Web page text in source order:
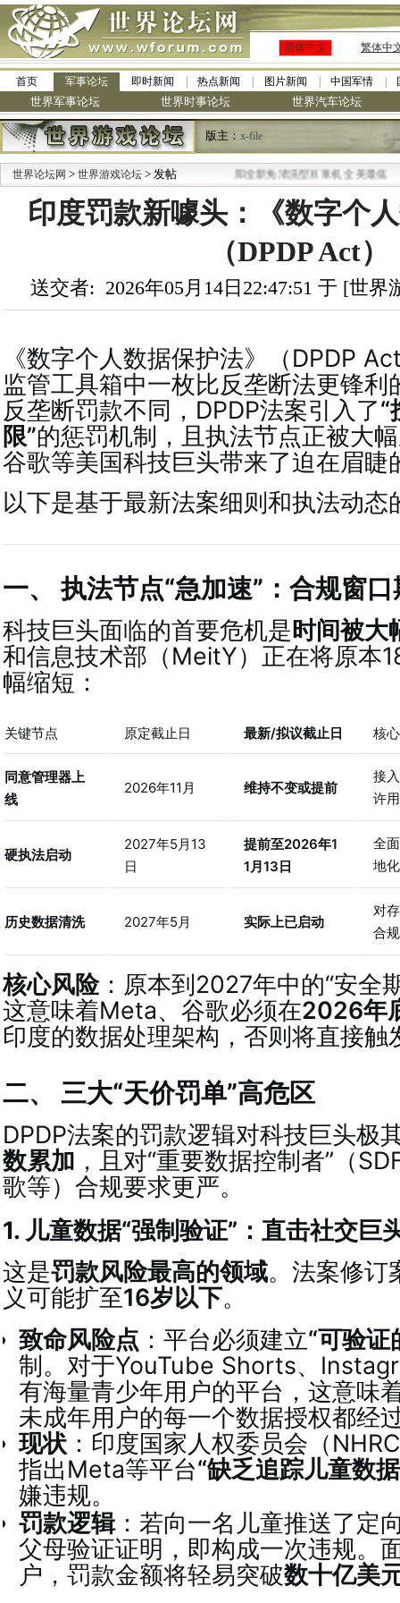
简体中文 繁体中
首页 军事论坛 即时新闻 热点新闻 图片新闻 中国军情
世界军事论坛 世界时事论坛 世界汽车论坛
版主： x-file
世界论坛网 > 世界游戏论坛 > 发帖· 九阳全新免清洗型豆浆机 全美最低
印度罚款新噱头：《数字个
（DPDP Act）
送交者: 2026年05月14日22:47:51 于 [世
《数字个人数据保护法》（DPDP
监管工具箱中一枚比反垄断法更锋利
反垄断罚款不同，DPDP法案引入了“
限”的惩罚机制，且执法节点正被大
谷歌等美国科技巨头带来了迫在眉睫
以下是基于最新法案细则和执法动态
一、 执法节点“急加速”：合规窗
科技巨头面临的首要危机是时间被大
和信息技术部（MeitY）正在将原本
幅缩短 ：
关键节点 原定截止日 最新/拟议截止日 核
同意管理器上
线
2026年11月 维持不变或提前
接
许
硬执法启动
2027年5月13
日
提前至2026年1
1月13日
全
地
历史数据清洗 2027年5月 实际上已启动
对
合
核心风险：原本到2027年中的“安全
这意味着Meta、谷歌必须在2026年
印度的数据处理架构，否则将直接触
二、 三大“天价罚单”高危区
DPDP法案的罚款逻辑对科技巨头极
数累加 ，且对“重要数据控制者”（
歌等）合规要求更严。
1. 儿童数据“强制验证”：直击社交巨
这是罚款风险最高的领域。法案修订
义可能扩至16岁以下。
致命风险点 ：平台必须建立“可验证
制。对于YouTube Shorts、
有海量青少年用户的平台，这意味
未成年用户的每一个数据授权都经
现状 ：印度国家人权委员会（
指出Meta等平台“缺乏追踪儿童数
嫌违规。
罚款逻辑：若向一名儿童推送了定
父母验证证明，即构成一次违规。
户，罚款金额将轻易突破数十亿美